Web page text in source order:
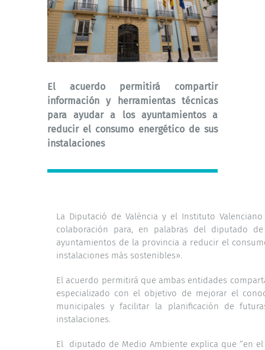
El acuerdo permitirá compartir
información y herramientas técnicas
para ayudar a los ayuntamientos a
reducir el consumo energético de sus
instalaciones
La Diputació de València y el Instituto
colaboración para, en palabras del diputado
ayuntamientos de la provincia a reducir el
instalaciones más sostenibles».
El acuerdo permitirá que ambas entidades
especializado con el objetivo de mejorar el
municipales y facilitar la planificación de
instalaciones.
El diputado de Medio Ambiente explica que “en